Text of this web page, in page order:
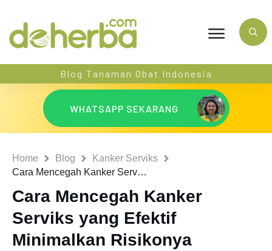
Blog Tanaman Obat Indonesia
WHATSAPP SEKARANG
Home Blog
Kanker Serviks
Cara Mencegah Kanker Serviks yang Efektif Minimalkan Risikonya
Cara Mencegah Kanker
Serviks yang Efektif
Minimalkan Risikonya